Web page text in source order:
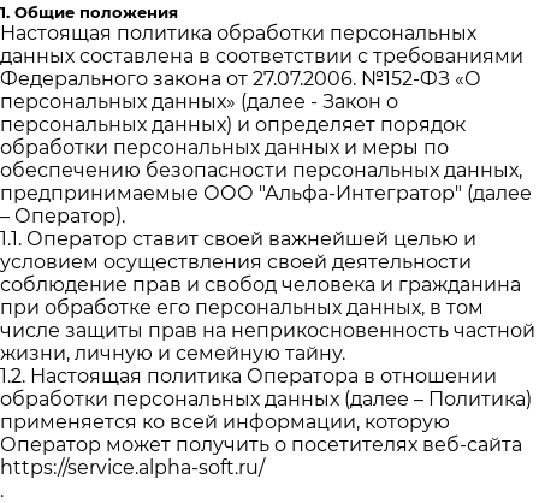
1. Общие положения
Настоящая политика обработки персональных
данных составлена в соответствии с требованиями
Федерального закона от 27.07.2006. №152-ФЗ «О
персональных данных» (далее - Закон о
персональных данных) и определяет порядок
обработки персональных данных и меры по
обеспечению безопасности персональных данных,
предпринимаемые ООО "Альфа-Интегратор" (далее
– Оператор).
1.1. Оператор ставит своей важнейшей целью и
условием осуществления своей деятельности
соблюдение прав и свобод человека и гражданина
при обработке его персональных данных, в том
числе защиты прав на неприкосновенность частной
жизни, личную и семейную тайну.
1.2. Настоящая политика Оператора в отношении
обработки персональных данных (далее – Политика)
применяется ко всей информации, которую
Оператор может получить о посетителях веб-сайта
https://service.alpha-soft.ru/
.